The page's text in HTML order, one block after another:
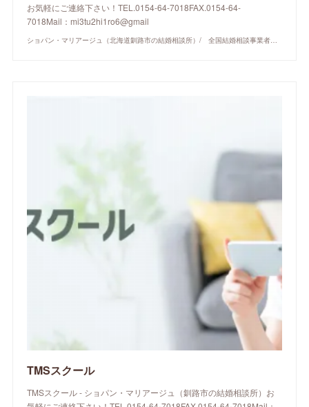
お気軽にご連絡下さい！TEL.0154-64-7018FAX.0154-64-
7018Mail：mi3tu2hi1ro6@gmail
ショパン・マリアージュ（北海道釧路市の結婚相談所）/ 全国結婚相談事業者連盟正規加盟店 / cherry-piano.com
TMSスクール
TMSスクール - ショパン・マリアージュ（釧路市の結婚相談所）お